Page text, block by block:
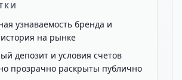
узнаваемость бренда и
на рынке
депозит и условия счетов
прозрачно раскрыты публично